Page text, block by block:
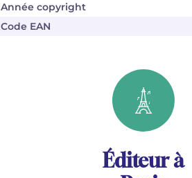
Année copyright
Code EAN
Éditeur à